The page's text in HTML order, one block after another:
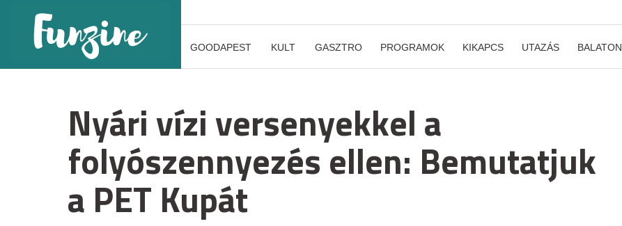
GOODAPEST KULT GASZTRO PROGRAMOK KIKAPCS UTAZÁS BALATON
Nyári vízi versenyekkel a
folyószennyezés ellen: Bemutatjuk
a PET Kupát